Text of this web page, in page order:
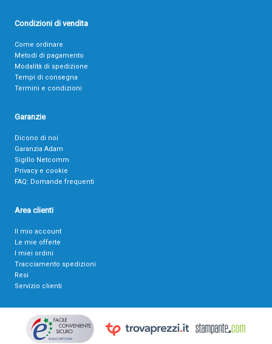
Condizioni di vendita
Come ordinare
Metodi di pagamento
Modalità di spedizione
Tempi di consegna
Termini e condizioni
Garanzie
Dicono di noi
Garanzia Adam
Sigillo Netcomm
Privacy e cookie
FAQ: Domande frequenti
Area clienti
Il mio account
Le mie offerte
I miei ordini
Tracciamento spedizioni
Resi
Servizio clienti